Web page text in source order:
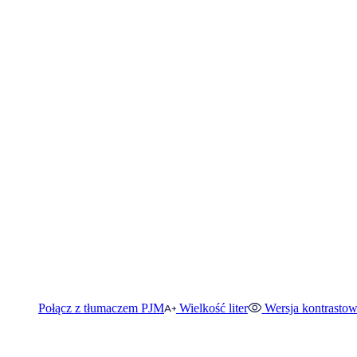
Połącz z tłumaczem PJM Wielkość liter Wersja